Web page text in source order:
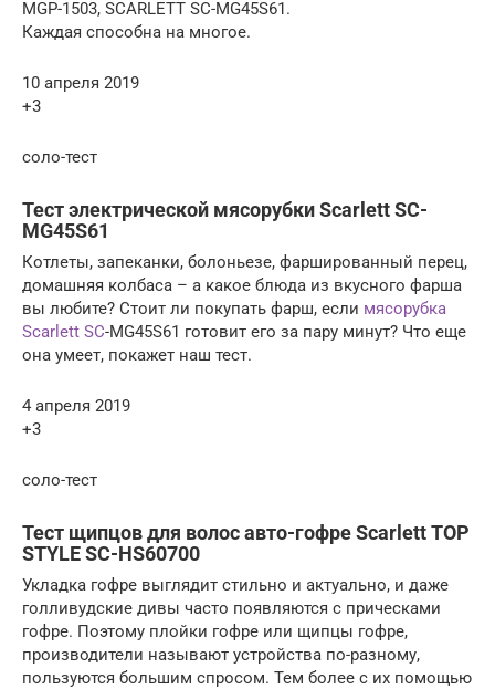
MGP-1503, SCARLETT SC-MG45S61.
Каждая способна на многое.
10 апреля 2019
+3
соло-тест
Тест электрической мясорубки Scarlett SC-
MG45S61
Котлеты, запеканки, болоньезе, фаршированный перец,
домашняя колбаса – а какое блюда из вкусного фарша
вы любите? Стоит ли покупать фарш, если мясорубка
Scarlett SC-MG45S61 готовит его за пару минут? Что еще
она умеет, покажет наш тест.
4 апреля 2019
+3
соло-тест
Тест щипцов для волос авто-гофре Scarlett TOP
STYLE SC-HS60700
Укладка гофре выглядит стильно и актуально, и даже
голливудские дивы часто появляются с прическами
гофре. Поэтому плойки гофре или щипцы гофре,
производители называют устройства по-разному,
пользуются большим спросом. Тем более с их помощью